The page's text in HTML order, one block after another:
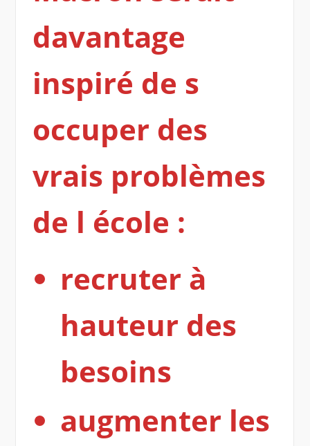
davantage
inspiré de s
occuper des
vrais problèmes
de l école :
recruter à
hauteur des
besoins
augmenter les